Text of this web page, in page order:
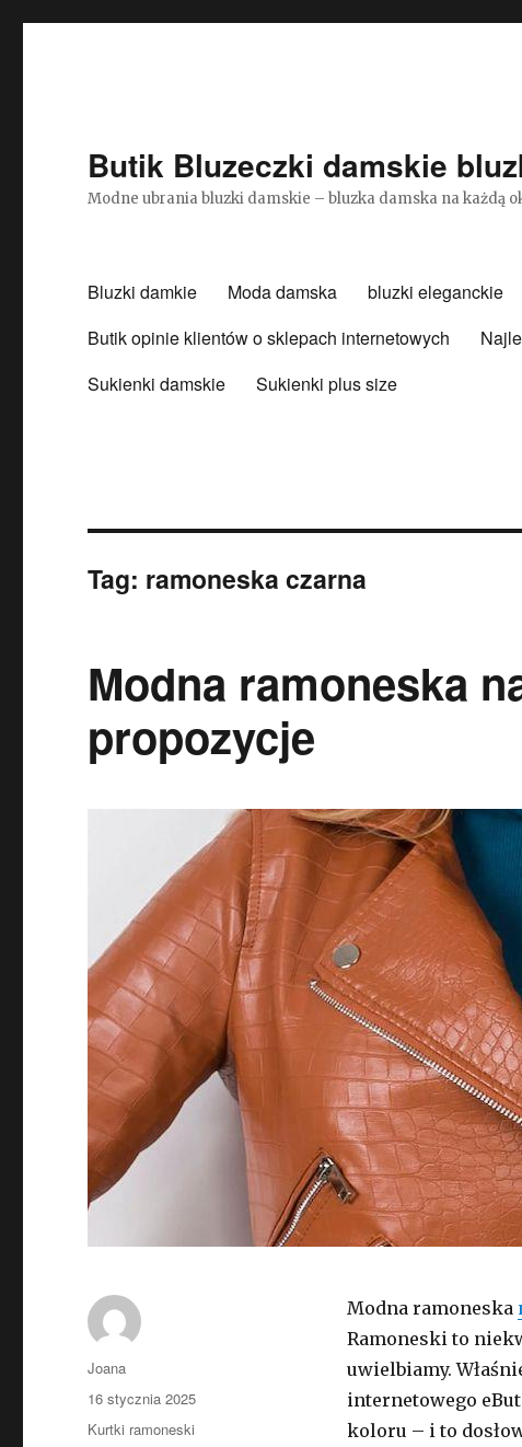
Butik Bluzeczki damskie
Modne ubrania bluzki damskie – bluzka damska na każdą
Bluzki damkie Moda damska bluzki eleganckie
Butik opinie klientów o sklepach internetowych
Sukienki damskie
Sukienki plus size
Tag: ramoneska czarna
Modna ramoneska
propozycje
Modna ramoneska
Ramoneski to
uwielbiamy.
internetowego
koloru – i to
Autor
Joana
Opublikowano
16 stycznia 2025
Kategorie
Kurtki ramoneski